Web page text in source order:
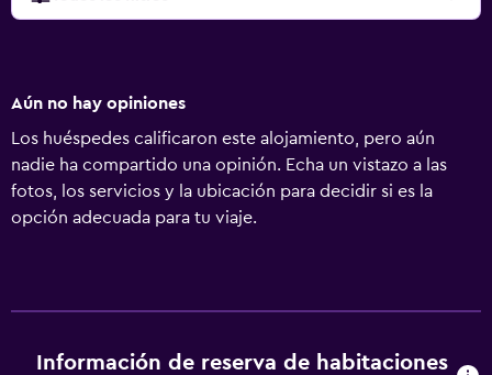
Aún no hay opiniones
Los huéspedes calificaron este alojamiento, pero aún
nadie ha compartido una opinión. Echa un vistazo a las
fotos, los servicios y la ubicación para decidir si es la
opción adecuada para tu viaje.
Información de reserva de habitaciones